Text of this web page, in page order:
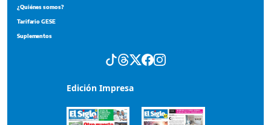
¿Quiénes somos?
Tarifario GESE
Suplementos
Edición Impresa